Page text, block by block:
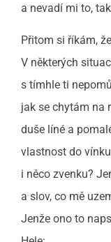
a nevadí mi to,
Přitom si říkám,
V některých
s tímhle ti
jak se chytám na
duše líné a
vlastnost do
i něco zvenku?
a slov, co mě
Jenže ono to